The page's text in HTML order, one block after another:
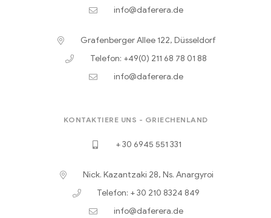
info@daferera.de
Grafenberger Allee 122, Düsseldorf
Telefon: +49(0) 211 68 78 01 88
info@daferera.de
KONTAKTIERE UNS - GRIECHENLAND
+ 30 6945 551 331
Nick. Kazantzaki 28, Ns. Anargyroi
Telefon: + 30 210 8324 849
info@daferera.de